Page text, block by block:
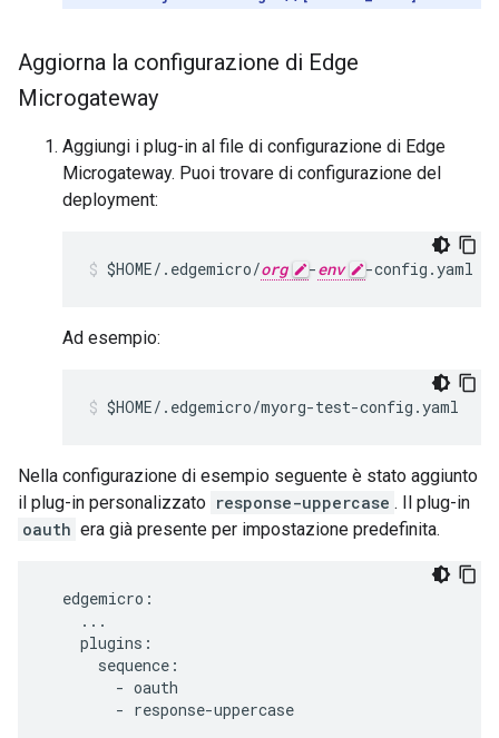
Aggiorna la configurazione di Edge
Microgateway
Aggiungi i plug-in al file di configurazione di Edge
Microgateway. Puoi trovare di configurazione del
deployment:
$HOME/.edgemicro/org -env
Ad esempio:
$HOME/.edgemicro/myorg-test-config.yaml
Nella configurazione di esempio seguente è stato aggiunto
il plug-in personalizzato response-uppercase . Il plug-in
oauth era già presente per impostazione predefinita.
  edgemicro:
    ...
    plugins:
      sequence:
        - oauth